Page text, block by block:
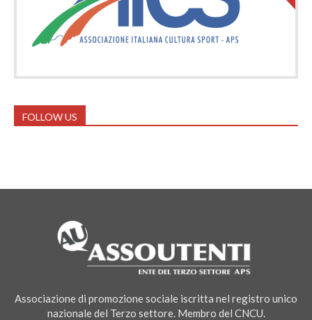
FOLLOW US
Associazione di promozione sociale iscritta nel registro unico
nazionale del Terzo settore. Membro del CNCU.